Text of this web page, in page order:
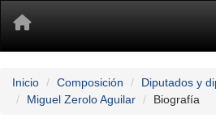
Inicio Composición
Diputados y
Miguel Zerolo Aguilar
Biografía